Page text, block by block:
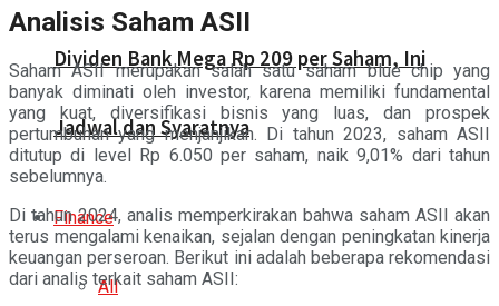
Dividen Bank Mega Rp 209 per Saham, Ini
Jadwal dan Syaratnya
Finance
All
Analisis Saham ASII
Saham ASII merupakan salah satu saham blue chip yang
banyak diminati oleh investor, karena memiliki fundamental
yang kuat, diversifikasi bisnis yang luas, dan prospek
pertumbuhan yang menjanjikan. Di tahun 2023, saham ASII
ditutup di level Rp 6.050 per saham, naik 9,01% dari tahun
sebelumnya.
Di tahun 2024, analis memperkirakan bahwa saham ASII akan
terus mengalami kenaikan, sejalan dengan peningkatan kinerja
keuangan perseroan. Berikut ini adalah beberapa rekomendasi
dari analis terkait saham ASII: